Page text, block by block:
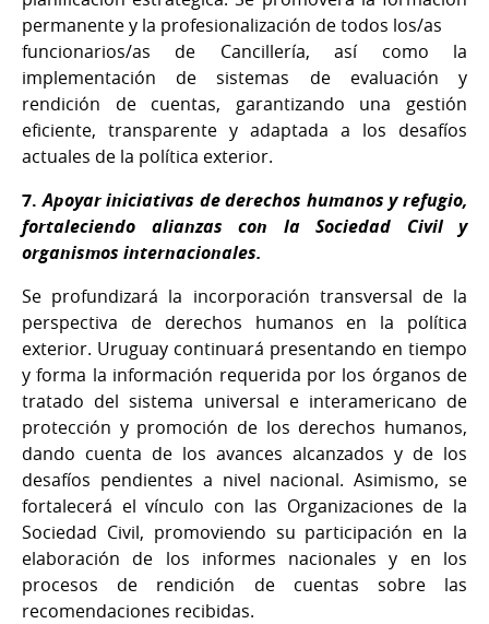
permanente y la profesionalización de todos los/as
funcionarios/as de Cancillería, así como la
implementación de sistemas de evaluación y
rendición de cuentas, garantizando una gestión
eficiente, transparente y adaptada a los desafíos
actuales de la política exterior.
7.Apoyar iniciativas de derechos humanos y refugio,
fortaleciendo alianzas con la Sociedad Civil y
organismos internacionales.
Se profundizará la incorporación transversal de la
perspectiva de derechos humanos en la política
exterior. Uruguay continuará presentando en tiempo
y forma la información requerida por los órganos de
tratado del sistema universal e interamericano de
protección y promoción de los derechos humanos,
dando cuenta de los avances alcanzados y de los
desafíos pendientes a nivel nacional. Asimismo, se
fortalecerá el vínculo con las Organizaciones de la
Sociedad Civil, promoviendo su participación en la
elaboración de los informes nacionales y en los
procesos de rendición de cuentas sobre las
recomendaciones recibidas.